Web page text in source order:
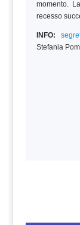
momento.
recesso
INFO:
Stefania